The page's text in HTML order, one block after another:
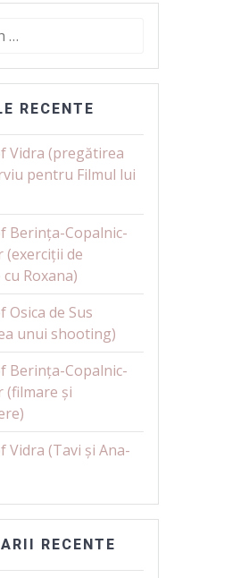
RECENTE
Vidra (pregătirea
pentru Filmul lui
Berința-Copalnic-
(exerciții de
Roxana)
Osica de Sus
unui shooting)
Berința-Copalnic-
(filmare și
Vidra (Tavi și Ana-
RECENTE